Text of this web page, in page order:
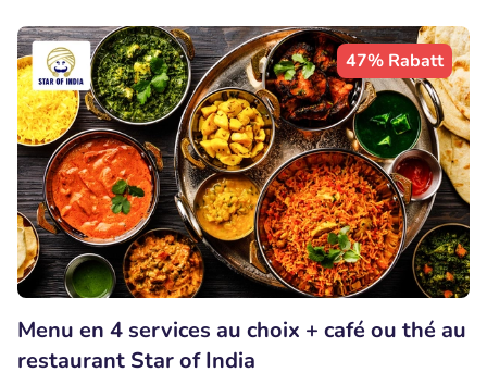
47% Rabatt
Menu en 4 services au choix + café ou thé au
restaurant Star of India